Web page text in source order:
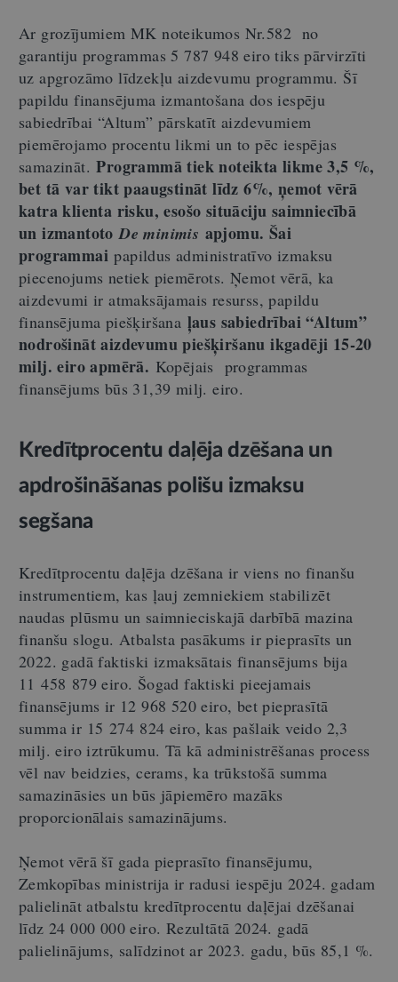
Ar grozījumiem MK noteikumos Nr.582 no
garantiju programmas 5 787 948 eiro tiks pārvirzīti
uz apgrozāmo līdzekļu aizdevumu programmu. Šī
papildu finansējuma izmantošana dos iespēju
sabiedrībai “Altum” pārskatīt aizdevumiem
piemērojamo procentu likmi un to pēc iespējas
samazināt.Programmā tiek noteikta likme 3,5 %,
bet tā var tikt paaugstināt līdz 6%, ņemot vērā
katra klienta risku, esošo situāciju saimniecībā
un izmantotoDe minimis apjomu. Šai
programmaipapildus administratīvo izmaksu
piecenojums netiek piemērots. Ņemot vērā, ka
aizdevumi ir atmaksājamais resurss, papildu
finansējuma piešķiršana ļaus sabiedrībai “Altum”
nodrošināt aizdevumu piešķiršanu ikgadēji 15-20
milj. eiro apmērā. Kopējais programmas
finansējums būs 31,39 milj. eiro.
Kredītprocentu daļēja dzēšana un
apdrošināšanas polišu izmaksu
segšana
Kredītprocentu daļēja dzēšana ir viens no finanšu
instrumentiem, kas ļauj zemniekiem stabilizēt
naudas plūsmu un saimnieciskajā darbībā mazina
finanšu slogu. Atbalsta pasākums ir pieprasīts un
2022. gadā faktiski izmaksātais finansējums bija
11 458 879 eiro. Šogad faktiski pieejamais
finansējums ir 12 968 520 eiro, bet pieprasītā
summa ir 15 274 824 eiro, kas pašlaik veido 2,3
milj. eiro iztrūkumu. Tā kā administrēšanas process
vēl nav beidzies, cerams, ka trūkstošā summa
samazināsies un būs jāpiemēro mazāks
proporcionālais samazinājums.
Ņemot vērā šī gada pieprasīto finansējumu,
Zemkopības ministrija ir radusi iespēju 2024. gadam
palielināt atbalstu kredītprocentu daļējai dzēšanai
līdz 24 000 000 eiro. Rezultātā 2024. gadā
palielinājums, salīdzinot ar 2023. gadu, būs 85,1 %.